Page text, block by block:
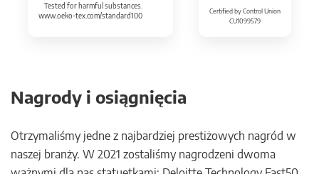
Tested for harmful substances.
www.oeko-tex.com/standard100
Certified by Control Union
CU1099579
Nagrody i osiągnięcia
Otrzymaliśmy jedne z najbardziej prestiżowych nagród w
naszej branży. W 2021 zostaliśmy nagrodzeni dwoma